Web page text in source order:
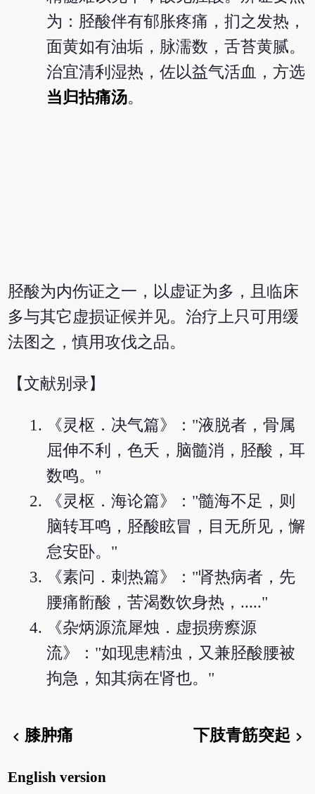
为：胫酸伴有郁胀疼痛，扪之发热，
面黄如有油垢，脉濡数，舌苔黄腻。
治宜清利湿热，佐以益气活血，方选
当归拈痛汤。
胫酸为内伤证之一，以虚证为多，且临床
多与其它虚损证候并见。治疗上只可用缓
法图之，慎用攻伐之品。
【文献别录】
《灵枢．决气篇》："液脱者，骨属
屈伸不利，色夭，脑髓消，胫酸，耳
数鸣。"
《灵枢．海论篇》："髓海不足，则
脑转耳鸣，胫酸眩冒，目无所见，懈
怠安卧。"
《素问．刺热篇》："肾热病者，先
腰痛䯒酸，苦渴数饮身热，....."
《杂炳源流犀烛．虚损痨瘵源
流》："如现患精浊，又兼胫酸腰被
拘急，知其病在肾也。"
chevron_left膝肿痛 下肢青筋突起chevron_right
English version